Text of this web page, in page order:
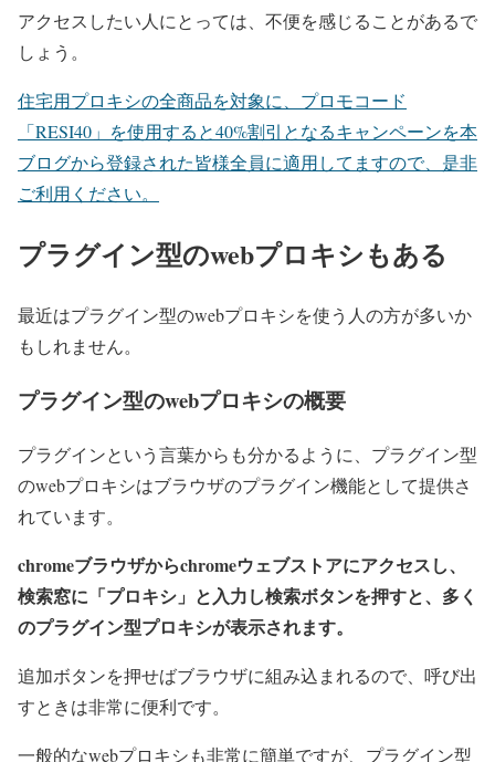
アクセスしたい人にとっては、不便を感じることがあるで
しょう。
住宅用プロキシの全商品を対象に、プロモコード
「RESI40」を使用すると40%割引となるキャンペーンを本
ブログから登録された皆様全員に適用してますので、是非
ご利用ください。
プラグイン型のwebプロキシもある
最近はプラグイン型のwebプロキシを使う人の方が多いか
もしれません。
プラグイン型のwebプロキシの概要
プラグインという言葉からも分かるように、プラグイン型
のwebプロキシはブラウザのプラグイン機能として提供さ
れています。
chromeブラウザからchromeウェブストアにアクセスし、
検索窓に「プロキシ」と入力し検索ボタンを押すと、多く
のプラグイン型プロキシが表示されます。
追加ボタンを押せばブラウザに組み込まれるので、呼び出
すときは非常に便利です。
一般的なwebプロキシも非常に簡単ですが、プラグイン型